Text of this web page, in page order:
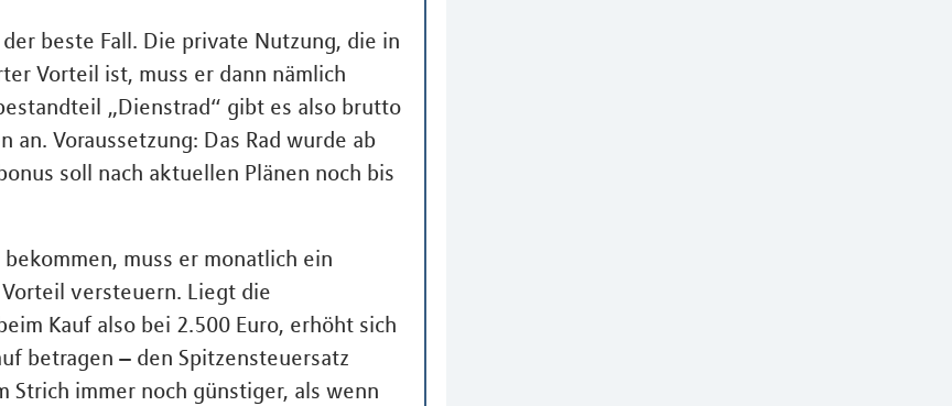
beste Fall. Die private Nutzung, die in
Vorteil ist, muss er dann nämlich
„Dienstrad“ gibt es also brutto
Voraussetzung: Das Rad wurde ab
soll nach aktuellen Plänen noch bis
muss er monatlich ein
versteuern. Liegt die
Kauf also bei 2.500 Euro, erhöht sich
betragen – den Spitzensteuersatz
Strich immer noch günstiger, als wenn